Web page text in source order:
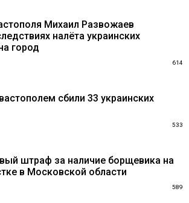
Михаил Развожаев
налёта украинских
город
614
сбили 33 украинских
533
штраф за наличие борщевика на
в Московской области
589